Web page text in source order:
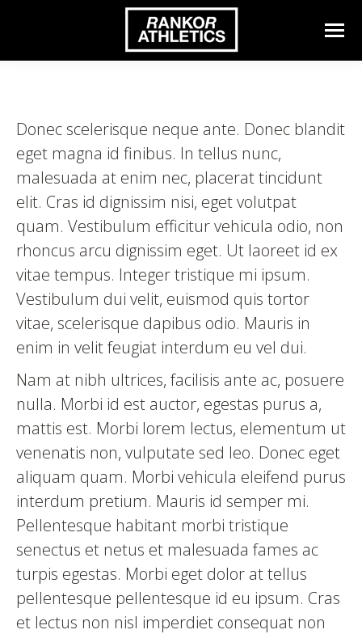
Donec scelerisque neque ante. Donec blandit
eget magna id finibus. In tellus nunc,
malesuada at enim nec, placerat tincidunt
elit. Cras id dignissim nisi, eget volutpat
quam. Vestibulum efficitur vehicula odio, non
rhoncus arcu dignissim eget. Ut laoreet id ex
vitae tempus. Integer tristique mi ipsum.
Vestibulum dui velit, euismod quis tortor
vitae, scelerisque dapibus odio. Mauris in
enim in velit feugiat interdum eu vel dui.
Nam at nibh ultrices, facilisis ante ac, posuere
nulla. Morbi id est auctor, egestas purus a,
mattis est. Morbi lorem lectus, elementum ut
venenatis non, vulputate sed leo. Donec eget
aliquam quam. Morbi vehicula eleifend purus
interdum pretium. Mauris id semper mi.
Pellentesque habitant morbi tristique
senectus et netus et malesuada fames ac
turpis egestas. Morbi eget dolor at tellus
pellentesque pellentesque id eu ipsum. Cras
et lectus non nisl imperdiet consequat non